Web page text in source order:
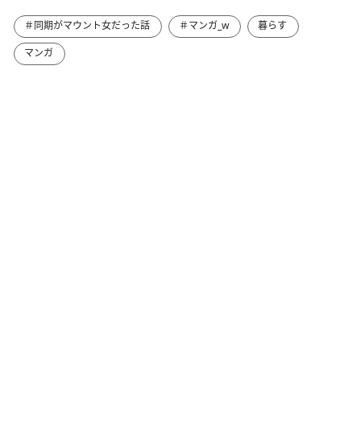
＃同期がマウント女だった話 ＃マンガ_w
暮らす
マンガ